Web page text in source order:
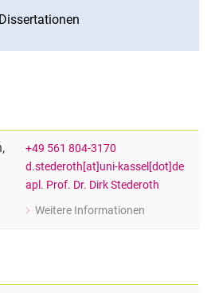
,
+49 561 804-3170
d.stederoth[at]uni-kassel[dot]de
apl. Prof. Dr. Dirk Stederoth
Weitere Informationen
zu apl. Prof. Dr. Dirk Stederoth